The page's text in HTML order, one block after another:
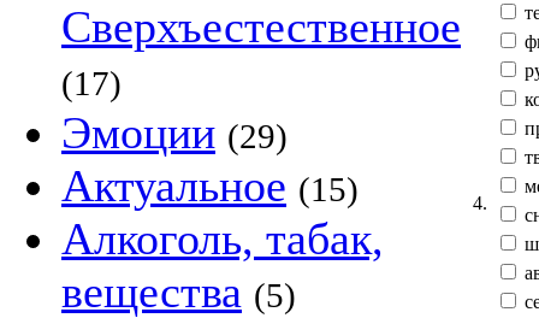
Сверхъестественное
(17)
Эмоции (29)
Актуальное (15)
Алкоголь, табак,
вещества (5)
4.